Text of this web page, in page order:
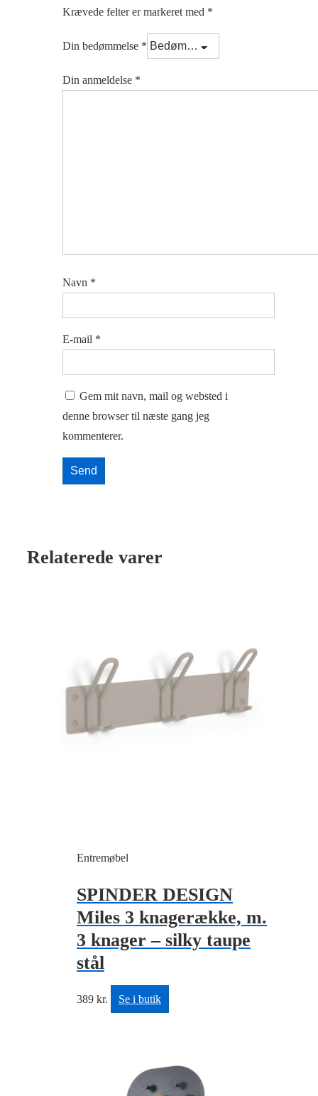
Krævede felter er markeret med *
Din bedømmelse *
Din anmeldelse *
Navn *
E-mail *
Gem mit navn, mail og websted i
denne browser til næste gang jeg
kommenterer.
Relaterede varer
Entremøbel
SPINDER DESIGN
Miles 3 knagerække, m.
3 knager – silky taupe
stål
389 kr. Se i butik